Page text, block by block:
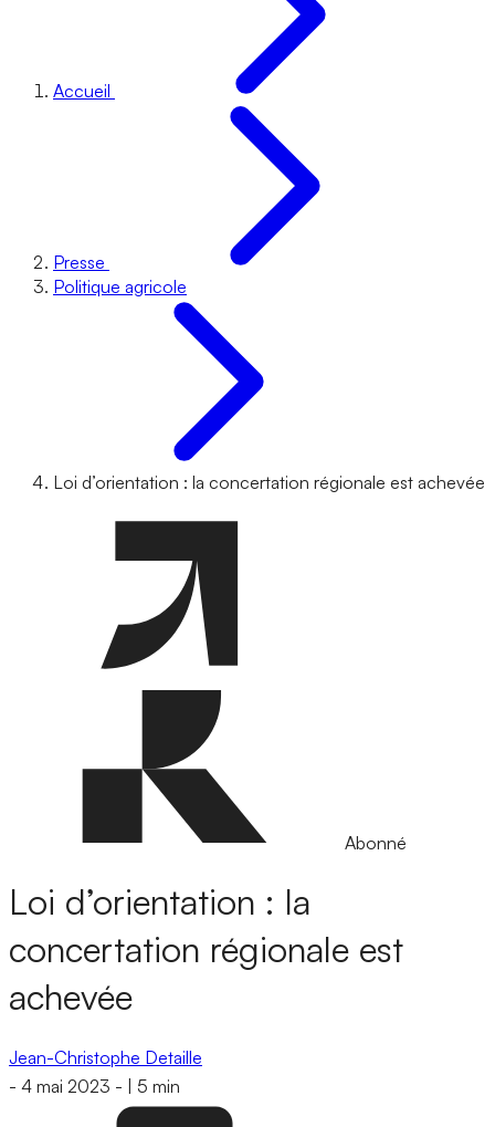
Accueil
Presse
Politique agricole
Loi d’orientation : la concertation régionale est achevée
Abonné
Loi d’orientation : la
concertation régionale est
achevée
Jean-Christophe Detaille
- 4 mai 2023 - 5 min